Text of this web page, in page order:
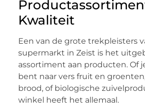
Kwaliteit
Een van de grote trekpleisters
supermarkt in Zeist is het
assortiment aan producten. Of
bent naar vers fruit en
brood, of biologische
winkel heeft het allemaal.